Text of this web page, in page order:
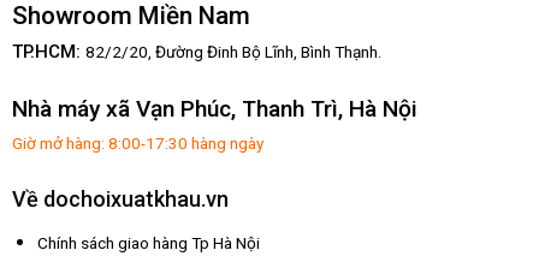
Showroom Miền Nam
TP.HCM: 82/2/20, Đường Đinh Bộ Lĩnh, Bình Thạnh.
Nhà máy xã Vạn Phúc, Thanh Trì, Hà Nội
Giờ mở hàng: 8:00-17:30 hàng ngày
Về dochoixuatkhau.vn
Chính sách giao hàng Tp Hà Nội